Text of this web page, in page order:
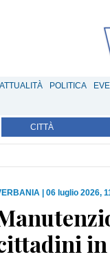
ATTUALITÀ POLITICA
CITTÀ
06 luglio 2026,